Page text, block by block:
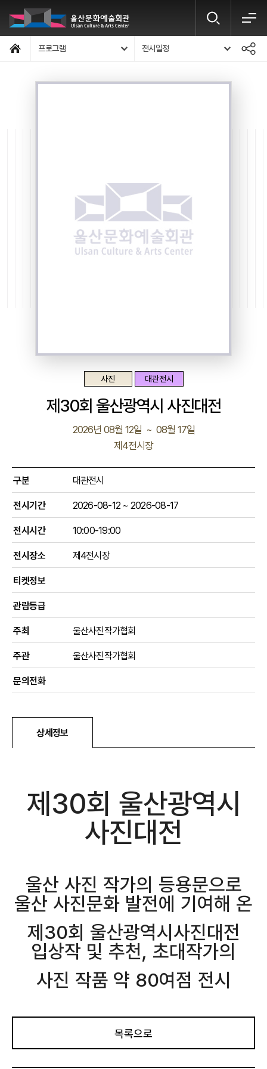
프로그램 전시일정
사진 대관전시
제30회 울산광역시 사진대전
2026년 08월 12일 ~ 08월 17일
제4전시장
구분
대관전시
전시기간
2026-08-12 ~ 2026-08-17
전시시간
10:00-19:00
전시장소
제4전시장
티켓정보
관람등급
주최
울산사진작가협회
주관
울산사진작가협회
문의전화
상세정보
제30회 울산광역시
사진대전
울산 사진 작가의 등용문으로
울산 사진문화 발전에 기여해 온
제30회 울산광역시사진대전
입상작 및 추천, 초대작가의
사진 작품 약 80여점 전시
목록으로